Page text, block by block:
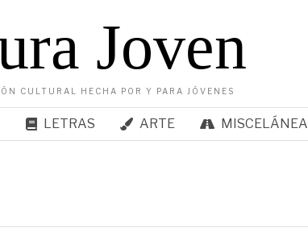
Joven
CULTURAL HECHA POR Y PARA JÓVENES
LETRAS ARTE MISCELÁNEA